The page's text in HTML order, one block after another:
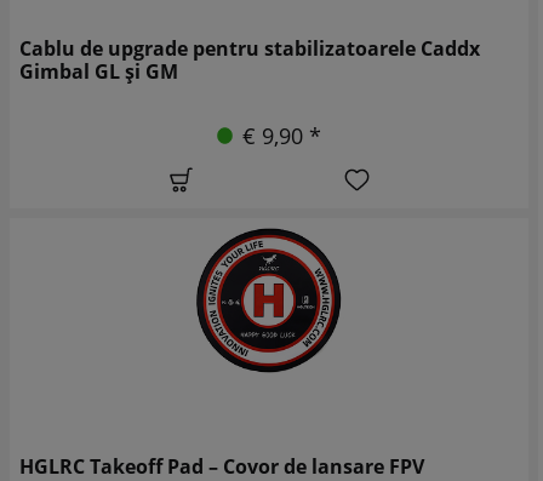
Cablu de upgrade pentru stabilizatoarele Caddx
Gimbal GL și GM
€ 9,90 *
HGLRC Takeoff Pad – Covor de lansare FPV